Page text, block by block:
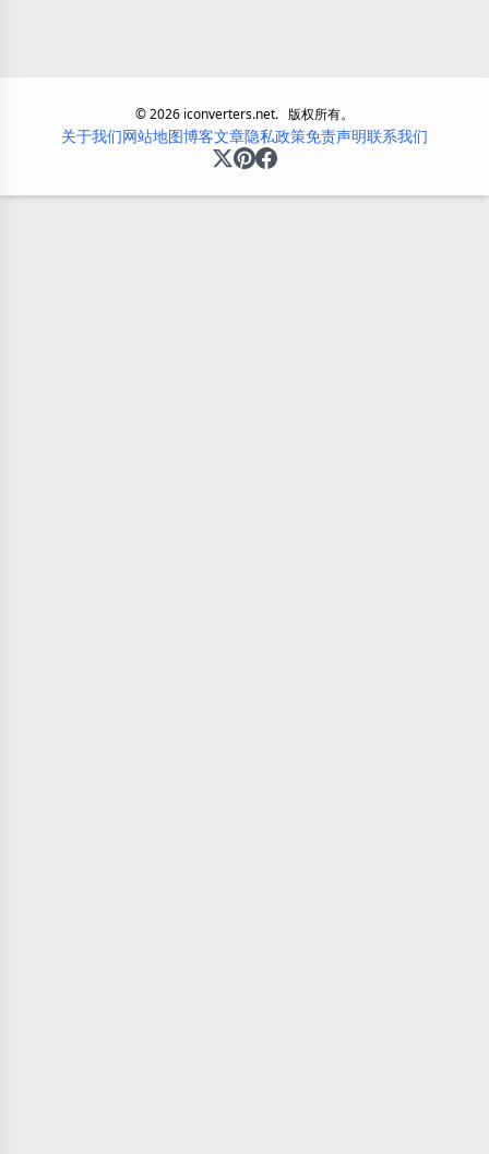
©2026 iconverters.net. 版权所有。
关于我们网站地图博客文章隐私政策免责声明联系我们